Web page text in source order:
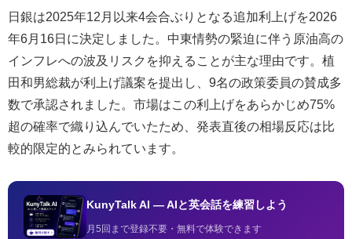
日銀は2025年12月以来4会合ぶりとなる追加利上げを2026
年6月16日に決定しました。中東情勢の緊迫に伴う原油高の
インフレへの波及リスクを抑えることが主な理由です。植
田和男総裁が利上げ議案を提出し、9名の政策委員の賛成多
数で承認されました。市場はこの利上げをあらかじめ75%
超の確率で織り込んでいたため、発表直後の相場反応は比
較的限定的とみられています。
KunyTalk AI — AIと英会話を練習しよう
月5回まで登録不要・無料で体験できます